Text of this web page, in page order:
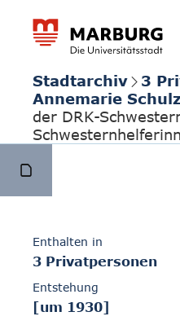
Stadtarchiv 3
Annemarie Schulz
der DRK-
Enthalten in
3 Privatpersonen
Entstehung
[um 1930]